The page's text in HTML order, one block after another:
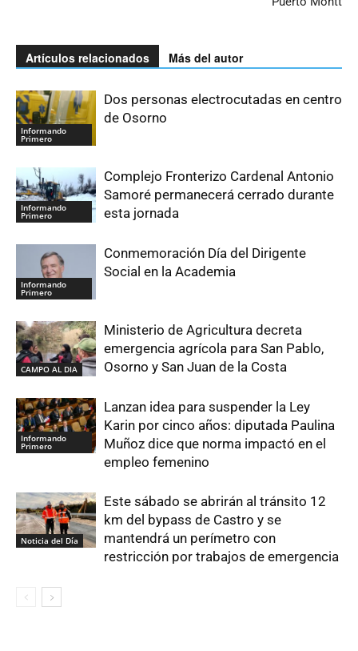
Artículos relacionados Más del autor
Informando
Primero
Dos personas electrocutadas en centro
de Osorno
Informando
Primero
Complejo Fronterizo Cardenal Antonio
Samoré permanecerá cerrado durante
esta jornada
Informando
Primero
Conmemoración Día del Dirigente
Social en la Academia
CAMPO AL DIA
Ministerio de Agricultura decreta
emergencia agrícola para San Pablo,
Osorno y San Juan de la Costa
Informando
Primero
Lanzan idea para suspender la Ley
Karin por cinco años: diputada Paulina
Muñoz dice que norma impactó en el
empleo femenino
Noticia del Día
Este sábado se abrirán al tránsito 12
km del bypass de Castro y se
mantendrá un perímetro con
restricción por trabajos de emergencia